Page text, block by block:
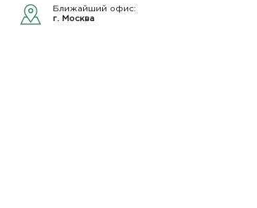
Ближайший офис:
г. Москва